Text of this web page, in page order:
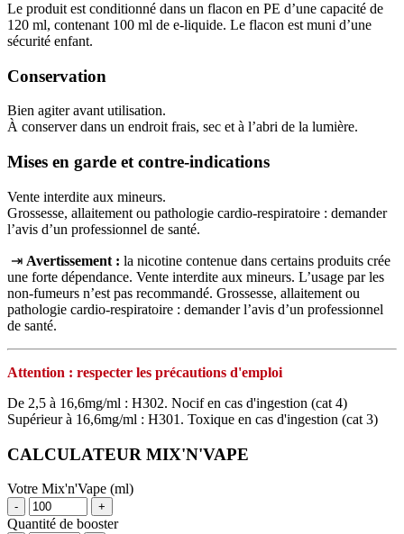
Le produit est conditionné dans un flacon en PE d’une capacité de
120 ml, contenant 100 ml de e-liquide. Le flacon est muni d’une
sécurité enfant.
Conservation
Bien agiter avant utilisation.
À conserver dans un endroit frais, sec et à l’abri de la lumière.
Mises en garde et contre-indications
Vente interdite aux mineurs.
Grossesse, allaitement ou pathologie cardio-respiratoire : demander
l’avis d’un professionnel de santé.
⇥ Avertissement : la nicotine contenue dans certains produits crée
une forte dépendance. Vente interdite aux mineurs. L’usage par les
non‑fumeurs n’est pas recommandé. Grossesse, allaitement ou
pathologie cardio‑respiratoire : demander l’avis d’un professionnel
de santé.
Attention : respecter les précautions d'emploi
De 2,5 à 16,6mg/ml : H302. Nocif en cas d'ingestion (cat 4)
Supérieur à 16,6mg/ml : H301. Toxique en cas d'ingestion (cat 3)
CALCULATEUR MIX'N'VAPE
Votre Mix'n'Vape (ml)
- +
Quantité de booster